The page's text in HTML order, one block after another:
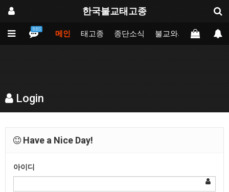
한국불교태고종
BBS
메인 태고종 종단소식 불교와의만남 업
Login
Have a Nice Day!
아이디